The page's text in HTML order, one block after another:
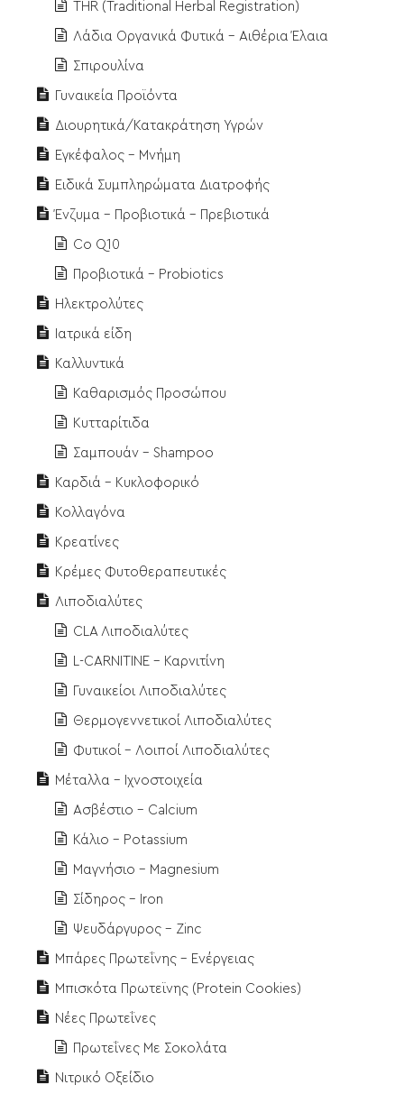
THR (Traditional Herbal Registration)
Λάδια Οργανικά Φυτικά - Αιθέρια Έλαια
Σπιρουλίνα
Γυναικεία Προϊόντα
Διουρητικά/Κατακράτηση Υγρών
Εγκέφαλος - Μνήμη
Ειδικά Συμπληρώματα Διατροφής
Ένζυμα - Προβιοτικά - Πρεβιοτικά
Co Q10
Προβιοτικά - Probiotics
Ηλεκτρολύτες
Ιατρικά είδη
Καλλυντικά
Καθαρισμός Προσώπου
Κυτταρίτιδα
Σαμπουάν - Shampoo
Καρδιά - Κυκλοφορικό
Κολλαγόνα
Κρεατίνες
Κρέμες Φυτοθεραπευτικές
Λιποδιαλύτες
CLA Λιποδιαλύτες
L-CARNITINE - Καρνιτίνη
Γυναικείοι Λιποδιαλύτες
Θερμογεννετικοί Λιποδιαλύτες
Φυτικοί - Λοιποί Λιποδιαλύτες
Μέταλλα - Ιχνοστοιχεία
Ασβέστιο - Calcium
Κάλιο - Potassium
Μαγνήσιο - Magnesium
Σίδηρος - Iron
Ψευδάργυρος - Zinc
Μπάρες Πρωτεΐνης - Ενέργειας
Μπισκότα Πρωτεϊνης (Protein Cookies)
Νέες Πρωτεΐνες
Πρωτεΐνες Με Σοκολάτα
Νιτρικό Οξείδιο